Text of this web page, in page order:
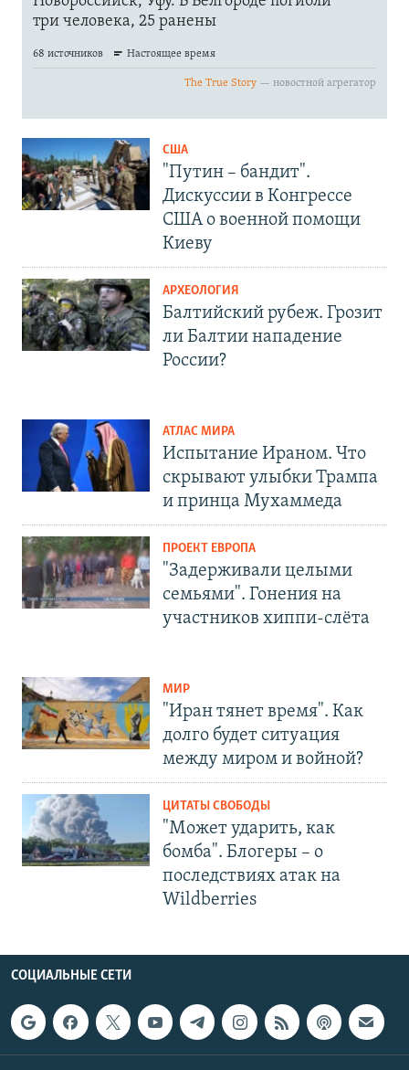
США
"Путин – бандит".
Дискуссии в Конгрессе
США о военной помощи
Киеву
АРХЕОЛОГИЯ
Балтийский рубеж. Грозит
ли Балтии нападение
России?
АТЛАС МИРА
Испытание Ираном. Что
скрывают улыбки Трампа
и принца Мухаммеда
ПРОЕКТ ЕВРОПА
"Задерживали целыми
семьями". Гонения на
участников хиппи-слёта
МИР
"Иран тянет время". Как
долго будет ситуация
между миром и войной?
ЦИТАТЫ СВОБОДЫ
"Может ударить, как
бомба". Блогеры – о
последствиях атак на
Wildberries
СОЦИАЛЬНЫЕ СЕТИ